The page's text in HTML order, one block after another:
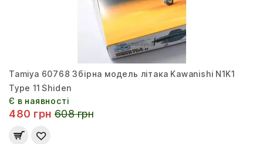
Tamiya 60768 Збірна модель літака Kawanishi N1K1
Type 11 Shiden
Є в наявності
480 грн 608 грн